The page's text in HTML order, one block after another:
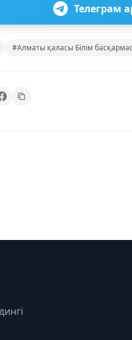
Телеграм
#Алматы қаласы Білім